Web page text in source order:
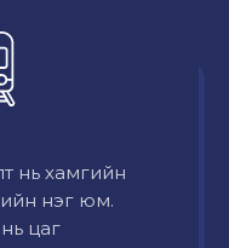
нь хамгийн
нэг юм.
цаг